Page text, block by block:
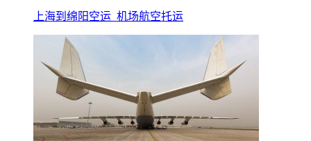
上海到绵阳空运_机场航空托运